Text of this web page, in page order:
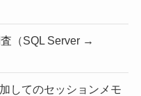
査（SQL Server →
してのセッションメモ